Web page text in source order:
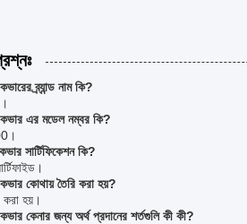
ব্র্যান্ড নাম কি?
এর মডেল নম্বর কি?
সার্টিফিকেশন কি?
কোথায় তৈরি করা হয়?
করা হয়।
কেনার জন্য অর্থ প্রদানের শর্তগুলি কী কী?